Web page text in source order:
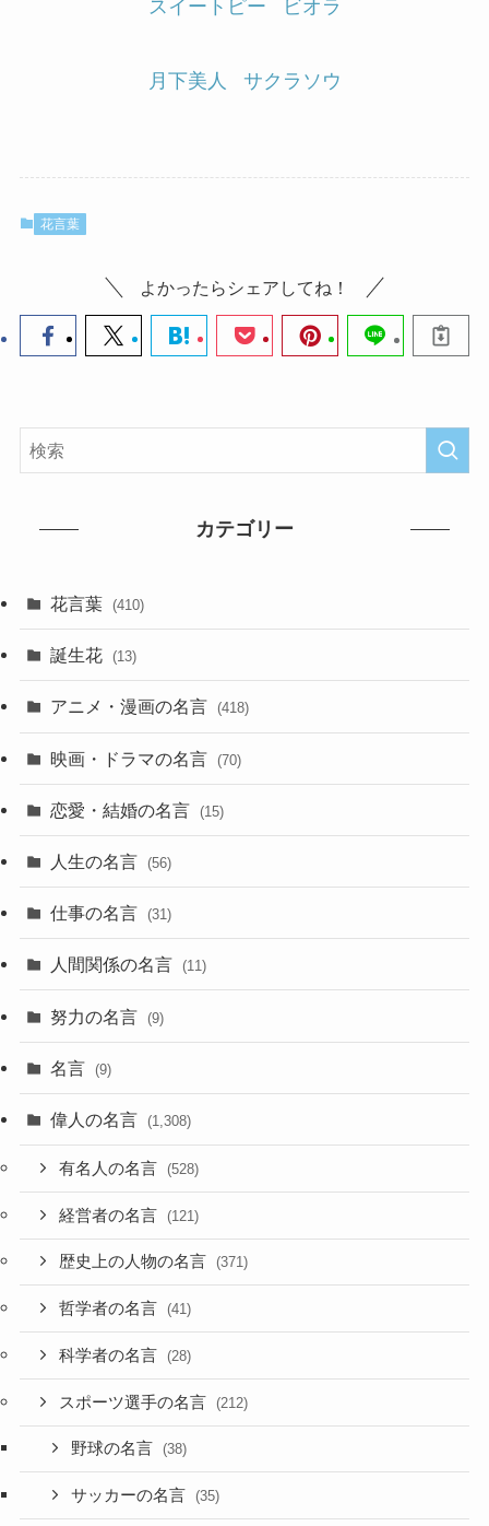
スイートピー ビオラ
月下美人 サクラソウ
花言葉
よかったらシェアしてね！
カテゴリー
花言葉 (410)
誕生花 (13)
アニメ・漫画の名言 (418)
映画・ドラマの名言 (70)
恋愛・結婚の名言 (15)
人生の名言 (56)
仕事の名言 (31)
人間関係の名言 (11)
努力の名言 (9)
名言 (9)
偉人の名言 (1,308)
有名人の名言 (528)
経営者の名言 (121)
歴史上の人物の名言 (371)
哲学者の名言 (41)
科学者の名言 (28)
スポーツ選手の名言 (212)
野球の名言 (38)
サッカーの名言 (35)